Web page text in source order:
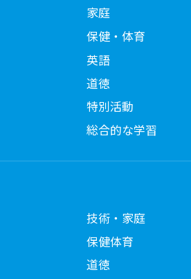
家庭
保健・体育
英語
道徳
特別活動
総合的な学習
技術・家庭
保健体育
道徳